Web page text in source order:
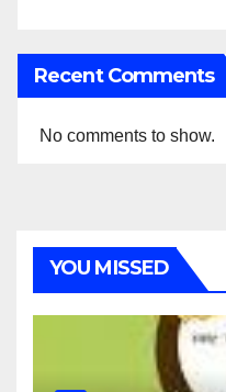
Recent Comments
No comments to show.
YOU MISSED